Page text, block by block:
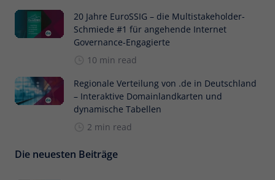
20 Jahre EuroSSIG – die Multistakeholder-
Schmiede #1 für angehende Internet
Governance-Engagierte
10 min read
Regionale Verteilung von .de in Deutschland
– Interaktive Domainlandkarten und
dynamische Tabellen
2 min read
Die neuesten Beiträge